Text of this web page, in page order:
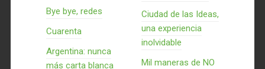
Bye bye, redes
Cuarenta
Argentina: nunca
más carta blanca
Ciudad de las Ideas,
una experiencia
inolvidable
Mil maneras de NO